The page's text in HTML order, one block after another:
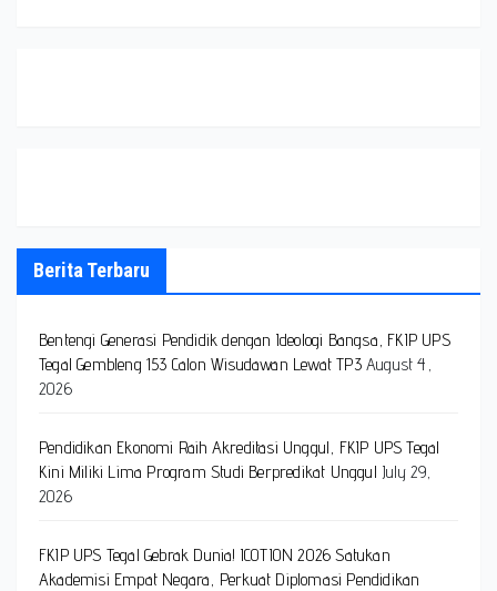
Berita Terbaru
Bentengi Generasi Pendidik dengan Ideologi Bangsa, FKIP UPS
Tegal Gembleng 153 Calon Wisudawan Lewat TP3 August 4,
2026
Pendidikan Ekonomi Raih Akreditasi Unggul, FKIP UPS Tegal
Kini Miliki Lima Program Studi Berpredikat Unggul July 29,
2026
FKIP UPS Tegal Gebrak Dunia! ICOTION 2026 Satukan
Akademisi Empat Negara, Perkuat Diplomasi Pendidikan